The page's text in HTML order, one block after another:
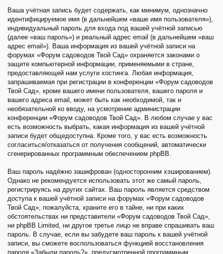
Ваша учётная запись будет содержать, как минимум, однозначно
идентифицируемое имя (в дальнейшем «ваше имя пользователя»),
индивидуальный пароль для входа под вашей учётной записью
(далее «ваш пароль») и реальный адрес email (в дальнейшем «ваш
адрес email»). Ваша информация из вашей учётной записи на
форумах «Форум садоводов Твой Сад» охраняется законами о
защите компьютерной информации, применяемыми в стране,
предоставляющей нам услуги хостинга. Любая информация,
запрашиваемая при регистрации в конференции «Форум садоводов
Твой Сад», кроме вашего имени пользователя, вашего пароля и
вашего адреса email, может быть как необходимой, так и
необязательной ко вводу, на усмотрение администрации
конференции «Форум садоводов Твой Сад». В любом случае у вас
есть возможность выбрать, какая информация из вашей учётной
записи будет общедоступна. Кроме того, у вас есть возможность
согласиться/отказаться от получения сообщений, автоматически
сгенерированных программным обеспечением phpBB.
Ваш пароль надёжно зашифрован (односторонним хэшированием).
Однако не рекомендуется использовать этот же самый пароль,
регистрируясь на других сайтах. Ваш пароль является средством
доступа к вашей учётной записи на форумах «Форум садоводов
Твой Сад», пожалуйста, храните его в тайне, ни при каких
обстоятельствах ни представители «Форум садоводов Твой Сад»,
ни phpBB Limited, ни другое третье лицо не вправе спрашивать ваш
пароль. В случае, если вы забудете ваш пароль к вашей учётной
записи, вы сможете воспользоваться функцией восстановления
пароля «Забыли пароль?», предусмотренной программным